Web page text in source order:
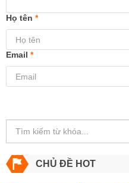
Họ tên *
Email *
CHỦ ĐỀ HOT